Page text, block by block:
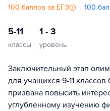
100 баллов за ЕГЭ 100
5-11
классы
1 - 3
уровень
Заключительный этап
для учащихся 9-11
призвана повысить
углубленному изучению